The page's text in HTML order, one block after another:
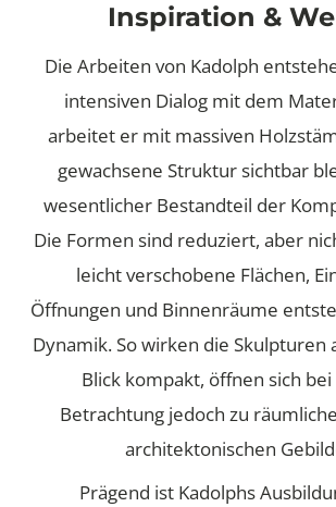
Inspiration &
Die Arbeiten von Kadolph
intensiven Dialog mit dem
arbeitet er mit massiven
gewachsene Struktur sichtbar
wesentlicher Bestandteil der
Die Formen sind reduziert, aber
leicht verschobene Flächen,
Öffnungen und Binnenräume
Dynamik. So wirken die Skulpturen
Blick kompakt, öffnen sich
Betrachtung jedoch zu
architektonischen
Prägend ist Kadolphs